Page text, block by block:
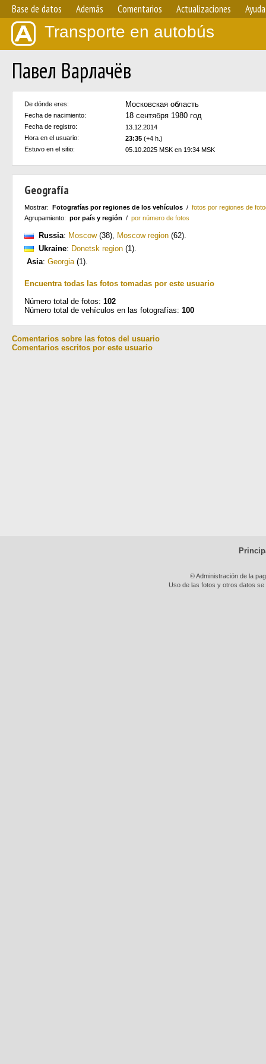
Base de datos Además Comentarios Actualizaciones Ayuda
Transporte en autobús
Павел Варлачёв
De dónde eres: Московская область
Fecha de nacimiento: 18 сентября 1980 год
Fecha de registro:
13.12.2014
Hora en el usuario:
23:35 (+4 h.)
Estuvo en el sitio:
05.10.2025 MSK en 19:34 MSK
Geografía
Mostrar: Fotografías por regiones de los vehículos / fotos por regiones de
Agrupamiento: por país y región / por número de fotos
Russia: Moscow(38), Moscow region (62).
Ukraine: Donetsk region (1).
Asia: Georgia(1).
Encuentra todas las fotos tomadas por este usuario
Número total de fotos: 102
Número total de vehículos en las fotografías: 100
Comentarios sobre las fotos del usuario
Comentarios escritos por este usuario
© Administración de la
Uso de las fotos y otros datos